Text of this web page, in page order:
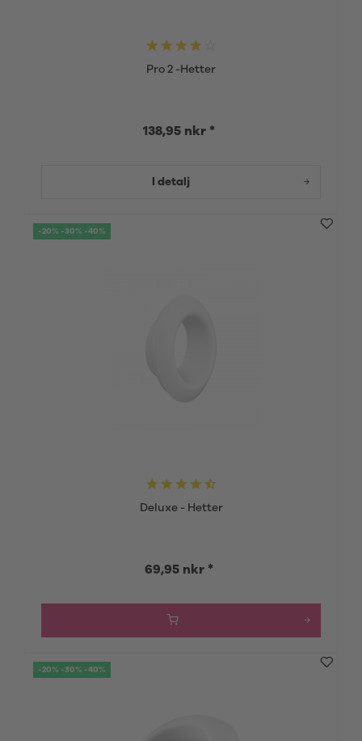
Pro 2 -Hetter
138,95 nkr *
I detalj
-20% -30% -40%
Deluxe - Hetter
69,95 nkr *
-20% -30% -40%